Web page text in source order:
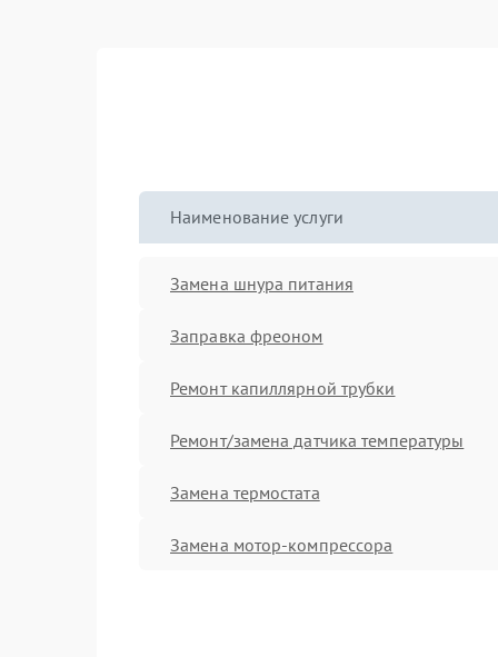
Наименование услуги
Замена шнура питания
Заправка фреоном
Ремонт капиллярной трубки
Ремонт/замена датчика температуры
Замена термостата
Замена мотор-компрессора